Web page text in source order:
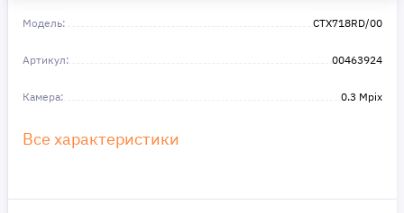
Модель: CTX718RD/00
Артикул: 00463924
Камера: 0.3 Mpix
Все характеристики